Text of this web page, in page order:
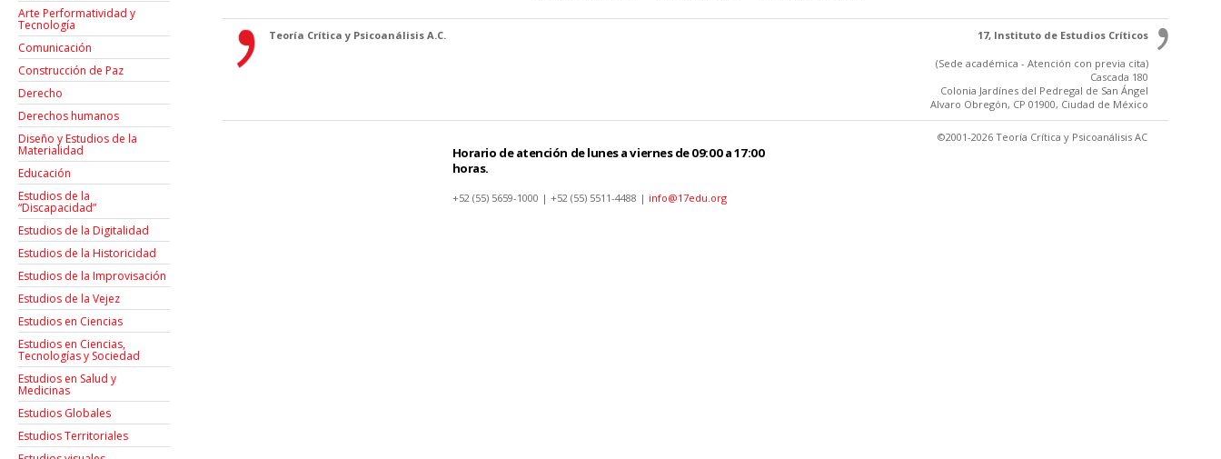
Arte Performatividad y
Tecnología
Comunicación
Construcción de Paz
Derecho
Derechos humanos
Diseño y Estudios de la
Materialidad
Educación
Estudios de la
“Discapacidad”
Estudios de la Digitalidad
Estudios de la Historicidad
Estudios de la Improvisación
Estudios de la Vejez
Estudios en Ciencias
Estudios en Ciencias,
Tecnologías y Sociedad
Estudios en Salud y
Medicinas
Estudios Globales
Estudios Territoriales
Teoría Crítica y Psicoanálisis A.C. 17, Instituto de Estudios Críticos
(Sede académica - Atención con previa cita)
Cascada 180
Colonia Jardínes del Pedregal de San Ángel
Alvaro Obregón, CP 01900, Ciudad de México
Horario de atención de lunes a viernes de 09:00 a 17:00
horas.
+52 (55) 5659-1000 | +52 (55) 5511-4488 | info@17edu.org
©2001-2026 Teoría Crítica y Psicoanálisis AC